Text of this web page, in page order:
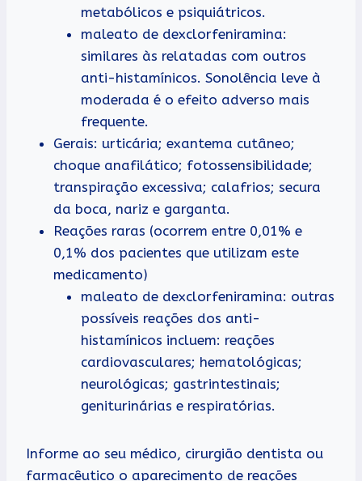
metabólicos e psiquiátricos.
maleato de dexclorfeniramina:
similares às relatadas com outros
anti-histamínicos. Sonolência leve à
moderada é o efeito adverso mais
frequente.
Gerais: urticária; exantema cutâneo;
choque anafilático; fotossensibilidade;
transpiração excessiva; calafrios; secura
da boca, nariz e garganta.
Reações raras (ocorrem entre 0,01% e
0,1% dos pacientes que utilizam este
medicamento)
maleato de dexclorfeniramina: outras
possíveis reações dos anti-
histamínicos incluem: reações
cardiovasculares; hematológicas;
neurológicas; gastrintestinais;
geniturinárias e respiratórias.
Informe ao seu médico, cirurgião dentista ou
farmacêutico o aparecimento de reações